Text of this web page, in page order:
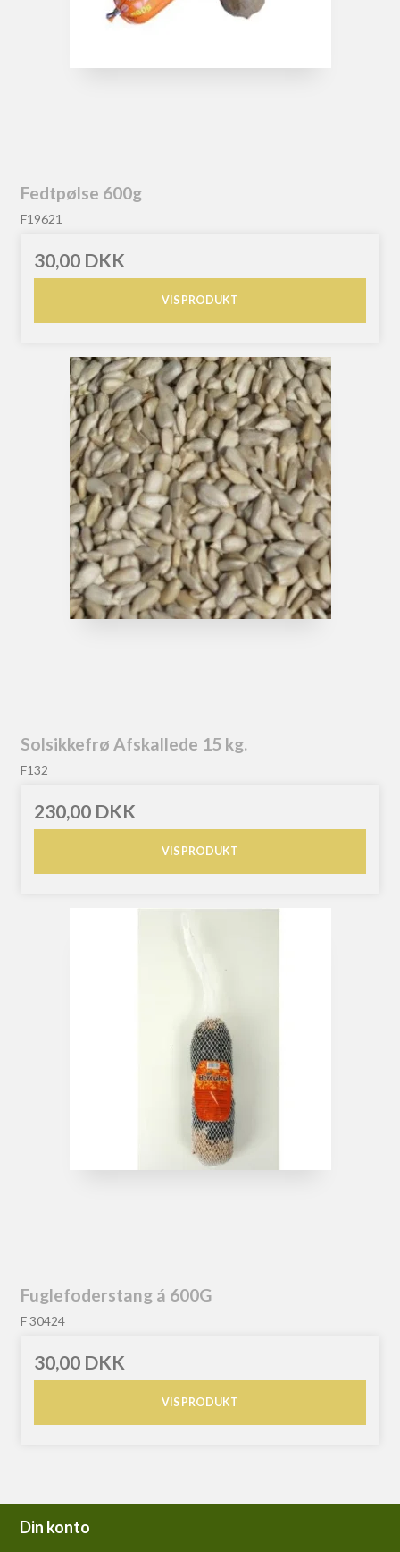
Fedtpølse 600g
F19621
30,00 DKK
VIS PRODUKT
Solsikkefrø Afskallede 15 kg.
F132
230,00 DKK
VIS PRODUKT
Fuglefoderstang á 600G
F 30424
30,00 DKK
VIS PRODUKT
Din konto